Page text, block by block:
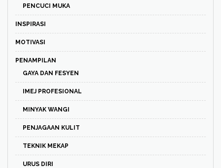
PENCUCI MUKA
INSPIRASI
MOTIVASI
PENAMPILAN
GAYA DAN FESYEN
IMEJ PROFESIONAL
MINYAK WANGI
PENJAGAAN KULIT
TEKNIK MEKAP
URUS DIRI